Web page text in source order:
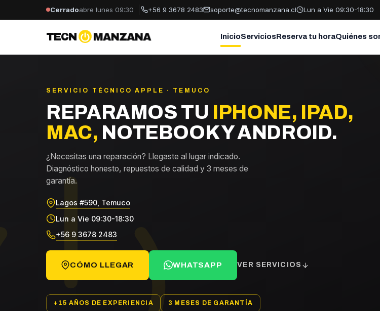
Cerradoabre lunes 09:30 +56 9 3678 2483 soporte@tecnomanzana.cl Lun a Vie 09:30-18:30
TECN MANZANA InicioServiciosReserva tu horaQuiénes
SERVICIO TÉCNICO APPLE · TEMUCO
REPARAMOS TU IPHONE, IPAD,
MAC, NOTEBOOK Y ANDROID.
¿Necesitas una reparación? Llegaste al lugar indicado.
Diagnóstico honesto, repuestos de calidad y 3 meses de
garantía.
Lagos #590, Temuco
Lun a Vie 09:30-18:30
+56 9 3678 2483
CÓMO LLEGAR WHATSAPP VER SERVICIOS
+15 AÑOS DE EXPERIENCIA 3 MESES DE GARANTÍA